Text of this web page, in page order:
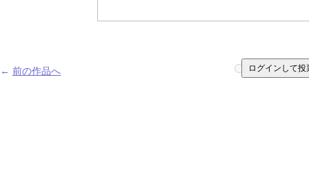
← 前の作品へ 1 2 3
ログインして投